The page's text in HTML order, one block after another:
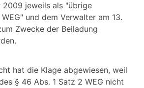
2009 jeweils als "übrige
und dem Verwalter am 13.
Zwecke der Beiladung
hat die Klage abgewiesen, weil
§ 46 Abs. 1 Satz 2 WEG nicht